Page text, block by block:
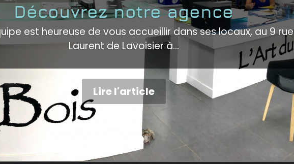
Découvrez notre agence
est heureuse de vous accueillir dans ses locaux, au 9 rue
Laurent de Lavoisier à...
Lire l'article